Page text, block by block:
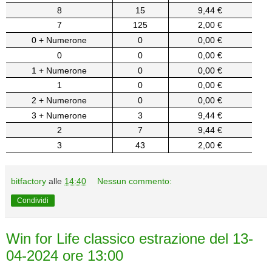
8
15
9,44 €
7
125
2,00 €
0 + Numerone
0
0,00 €
0
0
0,00 €
1 + Numerone
0
0,00 €
1
0
0,00 €
2 + Numerone
0
0,00 €
3 + Numerone
3
9,44 €
2
7
9,44 €
3
43 2,00 €
bitfactory alle 14:40 Nessun commento:
Condividi
Win for Life classico estrazione del 13-
04-2024 ore 13:00